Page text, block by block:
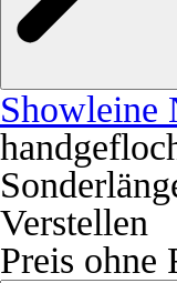
Showleine
Verstellen
Preis ohne